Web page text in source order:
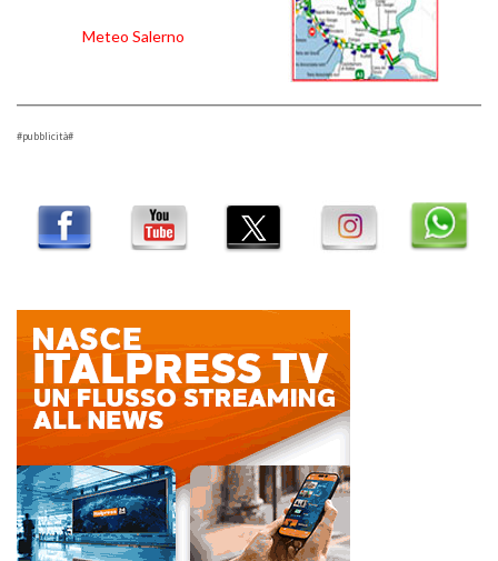
Meteo Salerno
#pubblicità#